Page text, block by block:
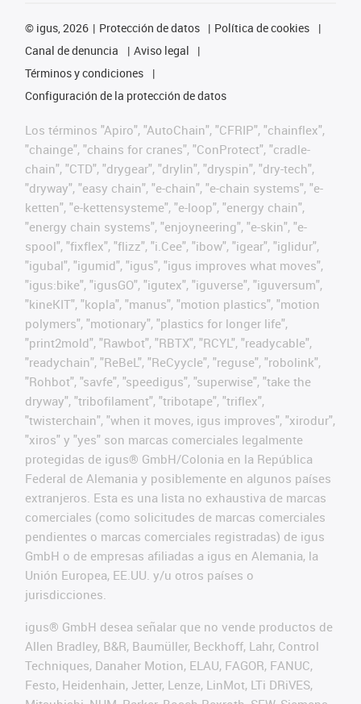
© igus, 2026 Protección de datos
Política de cookies
Canal de denuncia
Aviso legal
Términos y condiciones
Configuración de la protección de datos
Los términos "Apiro", "AutoChain", "CFRIP", "chainflex",
"chainge", "chains for cranes", "ConProtect", "cradle-
chain", "CTD", "drygear", "drylin", "dryspin", "dry-tech",
"dryway", "easy chain", "e-chain", "e-chain systems", "e-
ketten", "e-kettensysteme", "e-loop", "energy chain",
"energy chain systems", "enjoyneering", "e-skin", "e-
spool", "fixflex", "flizz", "i.Cee", "ibow", "igear", "iglidur",
"igubal", "igumid", "igus", "igus improves what moves",
"igus:bike", "igusGO", "igutex", "iguverse", "iguversum",
"kineKIT", "kopla", "manus", "motion plastics", "motion
polymers", "motionary", "plastics for longer life",
"print2mold", "Rawbot", "RBTX", "RCYL", "readycable",
"readychain", "ReBeL", "ReCyycle", "reguse", "robolink",
"Rohbot", "savfe", "speedigus", "superwise", "take the
dryway", "tribofilament", "tribotape", "triflex",
"twisterchain", "when it moves, igus improves", "xirodur",
"xiros" y "yes" son marcas comerciales legalmente
protegidas de igus® GmbH/Colonia en la República
Federal de Alemania y posiblemente en algunos países
extranjeros. Esta es una lista no exhaustiva de marcas
comerciales (como solicitudes de marcas comerciales
pendientes o marcas comerciales registradas) de igus
GmbH o de empresas afiliadas a igus en Alemania, la
Unión Europea, EE.UU. y/u otros países o
jurisdicciones.
igus® GmbH desea señalar que no vende productos de
Allen Bradley, B&R, Baumüller, Beckhoff, Lahr, Control
Techniques, Danaher Motion, ELAU, FAGOR, FANUC,
Festo, Heidenhain, Jetter, Lenze, LinMot, LTi DRiVES,